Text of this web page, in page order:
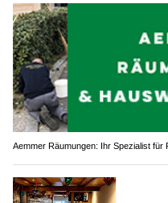
Aemmer Räumungen: Ihr Spezialist